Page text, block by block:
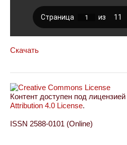
Скачать
Контент доступен под лицензией
Attribution 4.0 License.
ISSN 2588-0101 (Online)